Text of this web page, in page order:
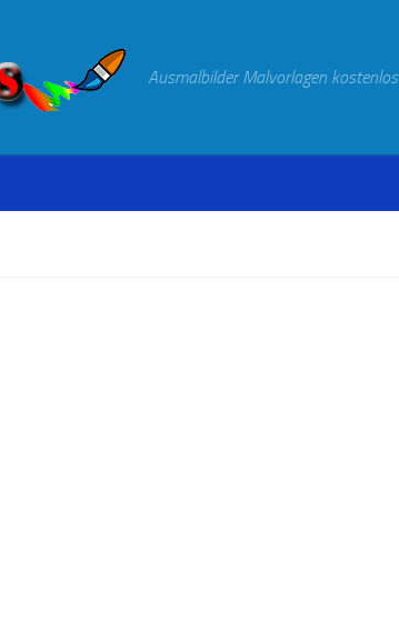
Ausmalbilder Malvorlagen kostenlos